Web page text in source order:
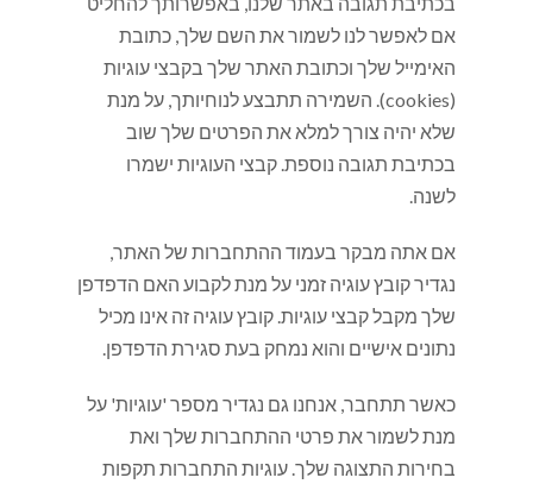
אם לאפשר לנו לשמור את השם שלך, כתובת
האימייל שלך וכתובת האתר שלך בקבצי עוגיות
(cookies). השמירה תתבצע לנוחיותך, על מנת
שלא יהיה צורך למלא את הפרטים שלך שוב
בכתיבת תגובה נוספת. קבצי העוגיות ישמרו
לשנה.
אם אתה מבקר בעמוד ההתחברות של האתר,
נגדיר קובץ עוגיה זמני על מנת לקבוע האם הדפדפן
שלך מקבל קבצי עוגיות. קובץ עוגיה זה אינו מכיל
נתונים אישיים והוא נמחק בעת סגירת הדפדפן.
כאשר תתחבר, אנחנו גם נגדיר מספר 'עוגיות' על
מנת לשמור את פרטי ההתחברות שלך ואת
בחירות התצוגה שלך. עוגיות התחברות תקפות